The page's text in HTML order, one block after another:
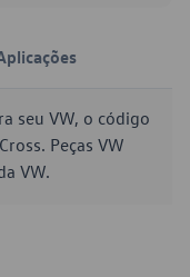
seu VW, o código
Peças VW
VW.